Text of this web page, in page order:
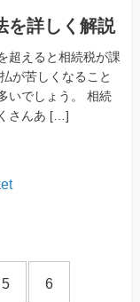
を詳しく解説
超えると相続税が課
が苦しくなること
いでしょう。 相続
さんあ […]
5 6